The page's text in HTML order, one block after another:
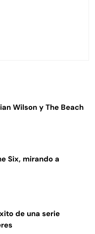
Wilson y The Beach
Six, mirando a
de una serie